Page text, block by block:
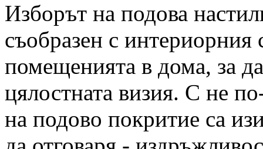
Изборът на подова
съобразен с интериорния
помещенията в дома, за
цялостната визия. С не
на подово покритие са